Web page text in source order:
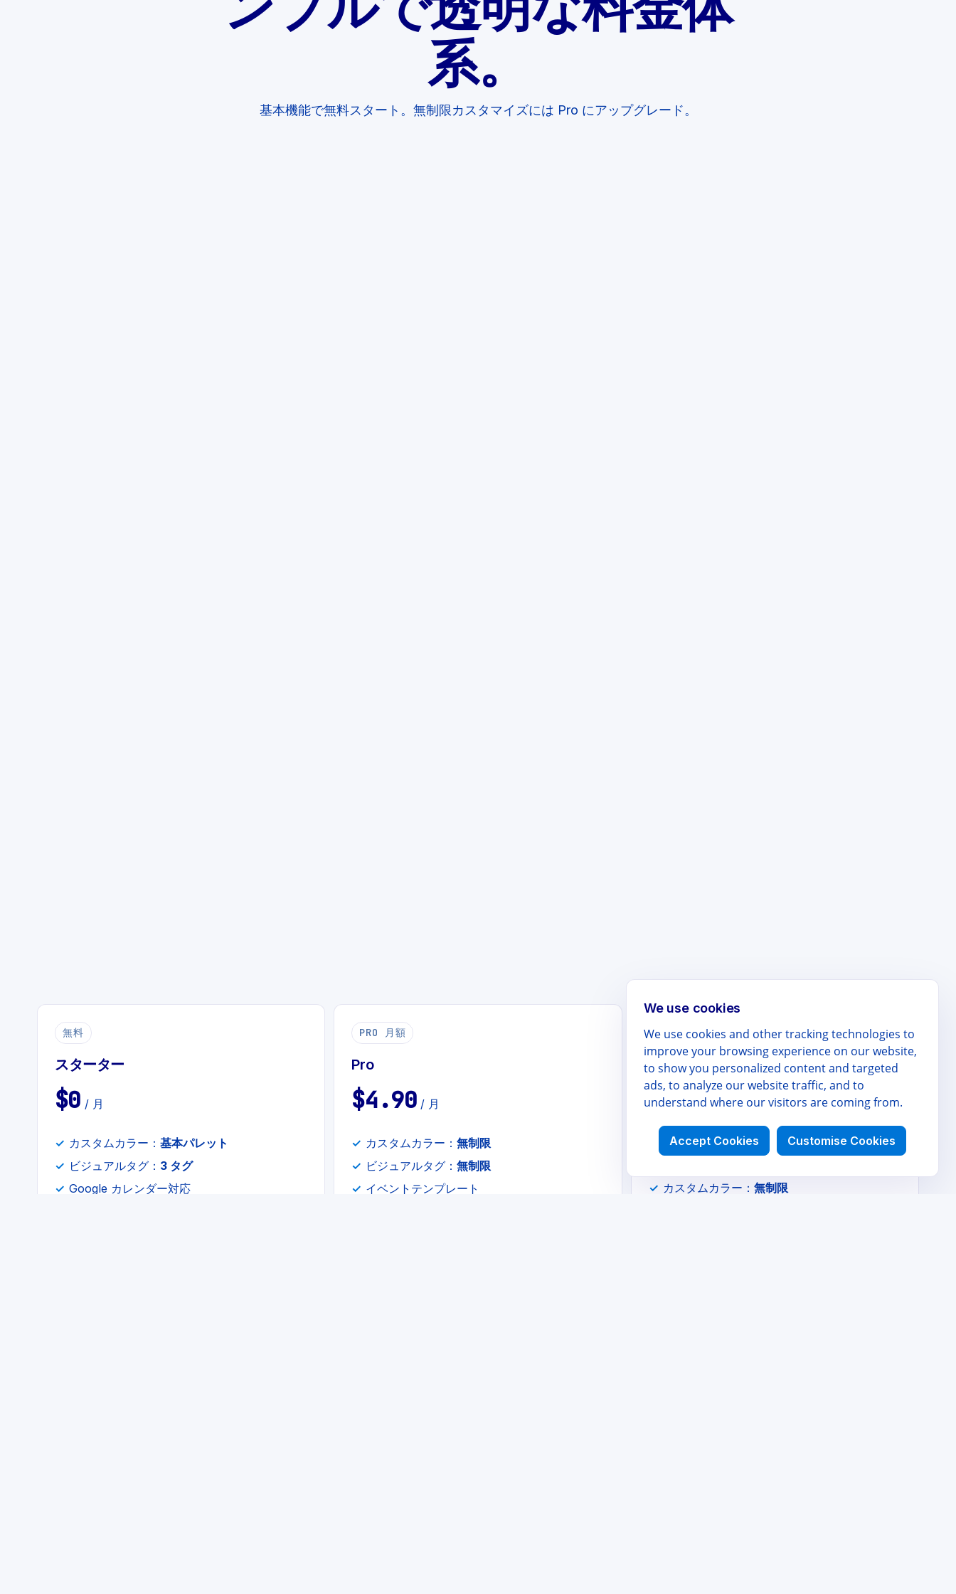
系。
基本機能で無料スタート。無制限カスタマイズには Pro にアップグレード。
無料
スターター
$0 / 月
カスタムカラー： 基本パレット
ビジュアルタグ： 3 タグ
Google カレンダー対応
PRO 月額
Pro
$4.90 / 月
カスタムカラー：無制限
ビジュアルタグ：無制限
イベントテンプレート
PRO 年額
Pro（年額）
$49 / 年
月額より $9.80 お得
カスタムカラー： 無制限
We use cookies
We use cookies and other tracking technologies to
improve your browsing experience on our website,
to show you personalized content and targeted
ads, to analyze our website traffic, and to
understand where our visitors are coming from.
Accept Cookies Customise Cookies